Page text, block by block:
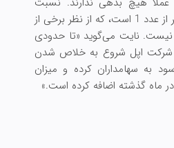
آن‌ها به احتمال زیاد کمتر از عدد 1 است، که از نظر برخی از
نیست. نایت می‌گوید «تا حدودی
اپل شروع به خلاص شدن
به سهامداران کرده و میزان
ماه گذشته اضافه کرده است.»